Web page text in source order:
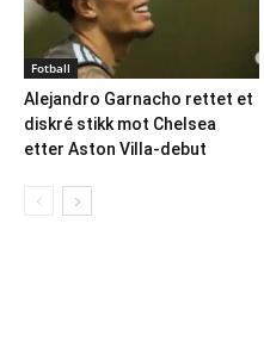
Fotball
Alejandro Garnacho rettet et
diskré stikk mot Chelsea
etter Aston Villa-debut